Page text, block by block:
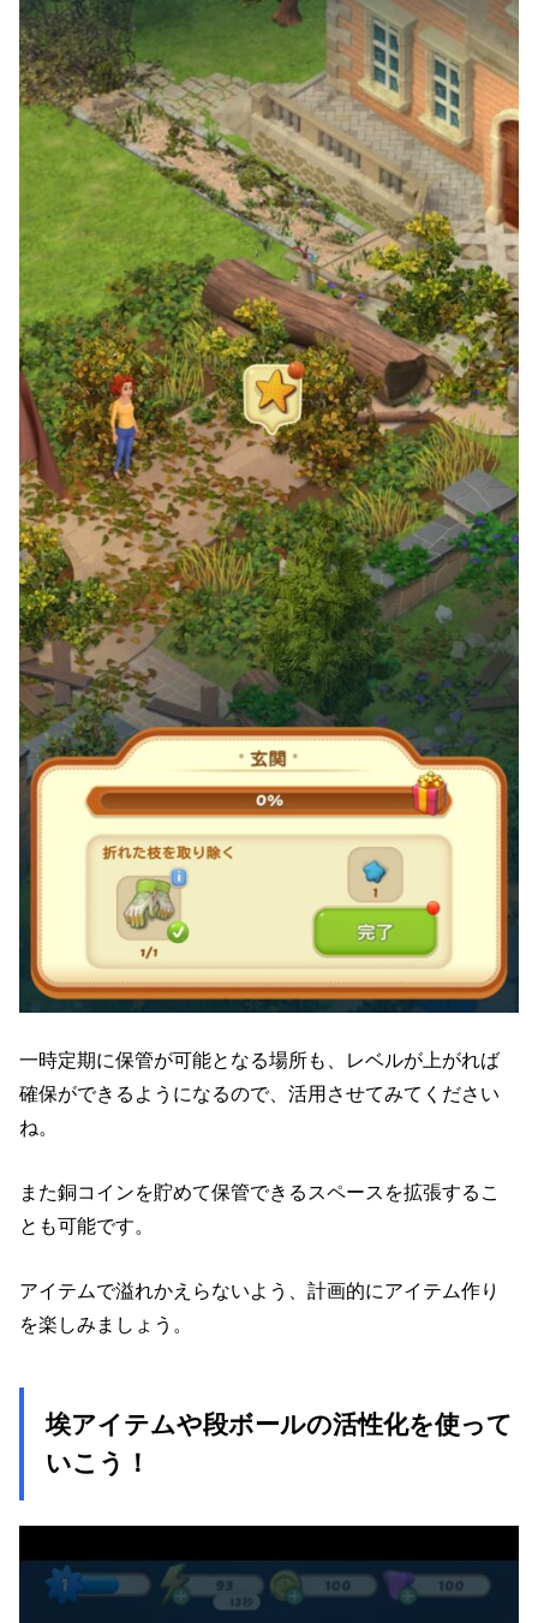
一時定期に保管が可能となる場所も、レベルが上がれば
確保ができるようになるので、活用させてみてください
ね。
また銅コインを貯めて保管できるスペースを拡張するこ
とも可能です。
アイテムで溢れかえらないよう、計画的にアイテム作り
を楽しみましょう。
埃アイテムや段ボールの活性化を使って
いこう！